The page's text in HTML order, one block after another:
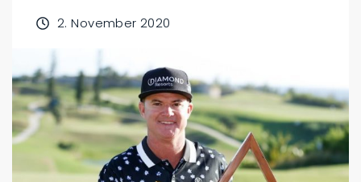
2. November 2020